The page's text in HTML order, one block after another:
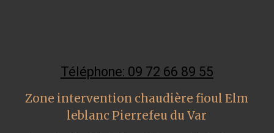
Téléphone: 09 72 66 89 55
Zone intervention chaudière fioul Elm
leblanc Pierrefeu du Var